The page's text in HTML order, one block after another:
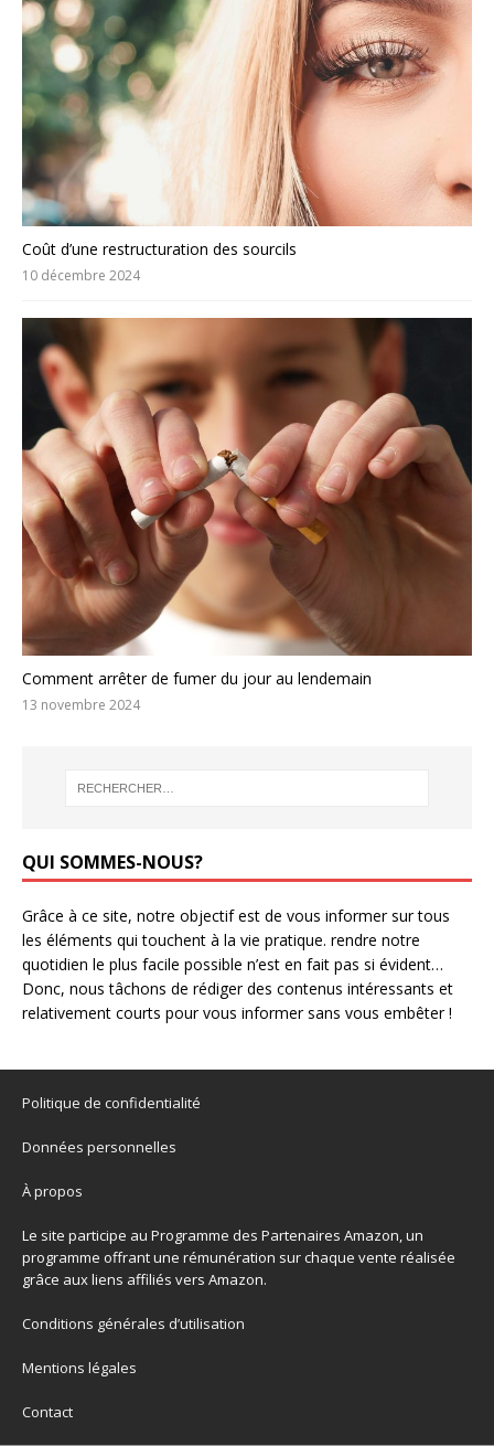
Coût d’une restructuration des sourcils
10 décembre 2024
Comment arrêter de fumer du jour au lendemain
13 novembre 2024
QUI SOMMES-NOUS?
Grâce à ce site, notre objectif est de vous informer sur tous
les éléments qui touchent à la vie pratique. rendre notre
quotidien le plus facile possible n’est en fait pas si évident…
Donc, nous tâchons de rédiger des contenus intéressants et
relativement courts pour vous informer sans vous embêter !
Politique de confidentialité
Données personnelles
À propos
Le site participe au Programme des Partenaires Amazon, un
programme offrant une rémunération sur chaque vente réalisée
grâce aux liens affiliés vers Amazon.
Conditions générales d’utilisation
Mentions légales
Contact